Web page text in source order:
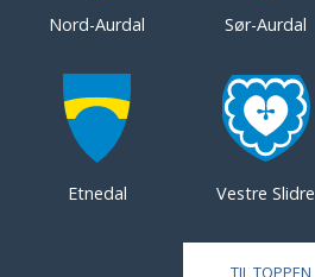
Nord-Aurdal Sør-Aurdal
Etnedal Vestre Slidre
TIL TOPPEN